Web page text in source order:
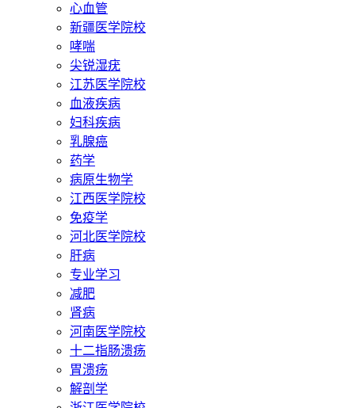
心血管
新疆医学院校
哮喘
尖锐湿疣
江苏医学院校
血液疾病
妇科疾病
乳腺癌
药学
病原生物学
江西医学院校
免疫学
河北医学院校
肝病
专业学习
减肥
肾病
河南医学院校
十二指肠溃疡
胃溃疡
解剖学